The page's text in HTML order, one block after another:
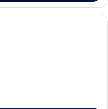
met een bed, een ronde